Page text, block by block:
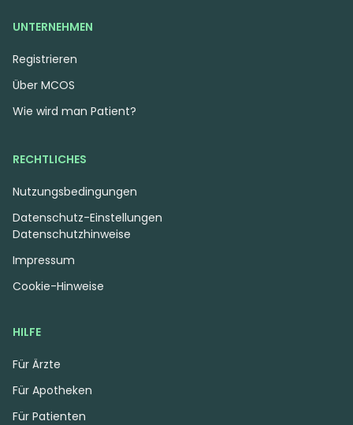
UNTERNEHMEN
Registrieren
Über MCOS
Wie wird man Patient?
HILFE
Für Ärzte
Für Apotheken
Für Patienten
RECHTLICHES
Nutzungsbedingungen
Datenschutzhinweise
Impressum
Cookie-Hinweise
Datenschutz-Einstellungen